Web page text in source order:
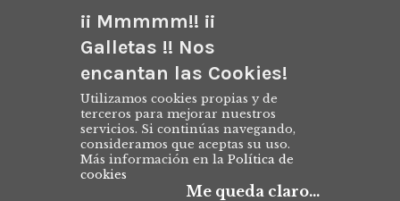
¡¡ Mmmmm!! ¡¡
Galletas !! Nos
encantan las Cookies!
Utilizamos cookies propias y de
terceros para mejorar nuestros
servicios. Si continúas navegando,
consideramos que aceptas su uso.
Más información en la Política de
cookies
Me queda claro...